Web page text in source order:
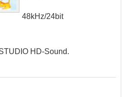
48kHz/24bit
HD-Sound.